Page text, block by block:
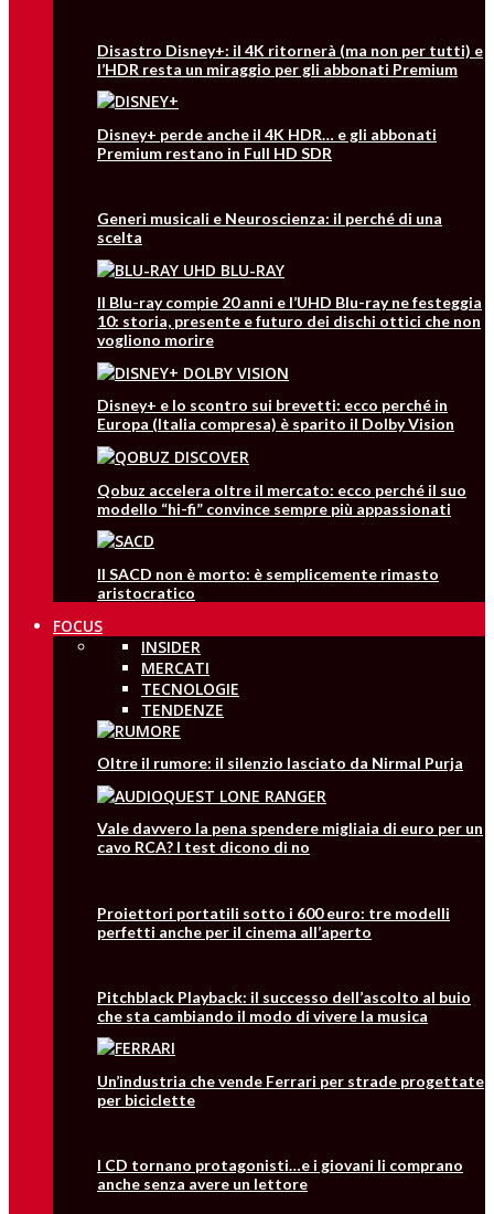
Disastro Disney+: il 4K ritornerà (ma non per tutti) e
l’HDR resta un miraggio per gli abbonati Premium
Disney+ perde anche il 4K HDR… e gli abbonati
Premium restano in Full HD SDR
Generi musicali e Neuroscienza: il perché di una
scelta
Il Blu-ray compie 20 anni e l’UHD Blu-ray ne festeggia
10: storia, presente e futuro dei dischi ottici che non
vogliono morire
Disney+ e lo scontro sui brevetti: ecco perché in
Europa (Italia compresa) è sparito il Dolby Vision
Qobuz accelera oltre il mercato: ecco perché il suo
modello “hi-fi” convince sempre più appassionati
Il SACD non è morto: è semplicemente rimasto
aristocratico
FOCUS
INSIDER
MERCATI
TECNOLOGIE
TENDENZE
Oltre il rumore: il silenzio lasciato da Nirmal Purja
Vale davvero la pena spendere migliaia di euro per un
cavo RCA? I test dicono di no
Proiettori portatili sotto i 600 euro: tre modelli
perfetti anche per il cinema all’aperto
Pitchblack Playback: il successo dell’ascolto al buio
che sta cambiando il modo di vivere la musica
Un’industria che vende Ferrari per strade progettate
per biciclette
I CD tornano protagonisti…e i giovani li comprano
anche senza avere un lettore